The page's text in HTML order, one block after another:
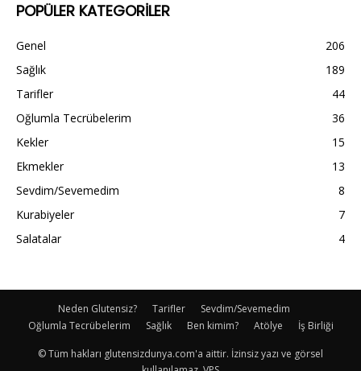
POPÜLER KATEGORİLER
Genel
206
Sağlık
189
Tarifler
44
Oğlumla Tecrübelerim
36
Kekler
15
Ekmekler
13
Sevdim/Sevemedim
8
Kurabiyeler
7
Salatalar
4
Neden Glutensiz? Tarifler
Sevdim/Sevemedim
Oğlumla Tecrübelerim
Sağlık Ben kimim? Atölye İş Birliği
© Tüm hakları glutensizdunya.com'a aittir. İzinsiz yazı ve görsel